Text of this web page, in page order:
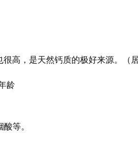
高，是天然钙质的极好来源。（
龄
酸等。